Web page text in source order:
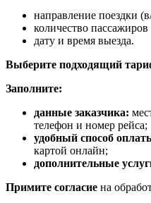
направление поездки
количество пассажиров
дату и время выезда.
Выберите подходящий
Заполните:
данные заказчика:
телефон и номер рейса;
удобный способ
картой онлайн;
дополнительные
Примите согласие на